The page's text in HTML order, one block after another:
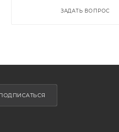
ЗАДАТЬ ВОПРОС